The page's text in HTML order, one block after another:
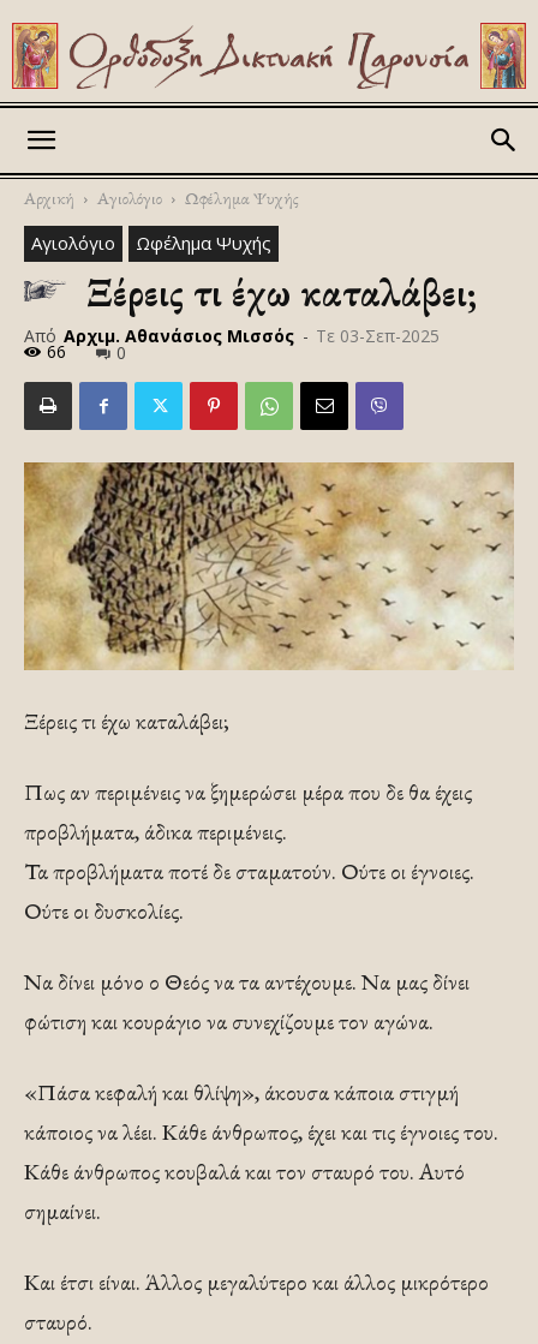
Αρχική Αγιολόγιο Ωφέλημα Ψυχής
Αγιολόγιο Ωφέλημα Ψυχής
Ξέρεις τι έχω καταλάβει;
Από Αρχιμ. Αθανάσιος Μισσός - Τε 03-Σεπ-2025
66 0
Ξέρεις τι έχω καταλάβει;
Πως αν περιμένεις να ξημερώσει μέρα που δε θα έχεις
προβλήματα, άδικα περιμένεις.
Τα προβλήματα ποτέ δε σταματούν. Ούτε οι έγνοιες.
Ούτε οι δυσκολίες.
Να δίνει μόνο ο Θεός να τα αντέχουμε. Να μας δίνει
φώτιση και κουράγιο να συνεχίζουμε τον αγώνα.
«Πάσα κεφαλή και θλίψη», άκουσα κάποια στιγμή
κάποιος να λέει. Κάθε άνθρωπος, έχει και τις έγνοιες του.
Κάθε άνθρωπος κουβαλά και τον σταυρό του. Αυτό
σημαίνει.
Και έτσι είναι. Άλλος μεγαλύτερο και άλλος μικρότερο
σταυρό.